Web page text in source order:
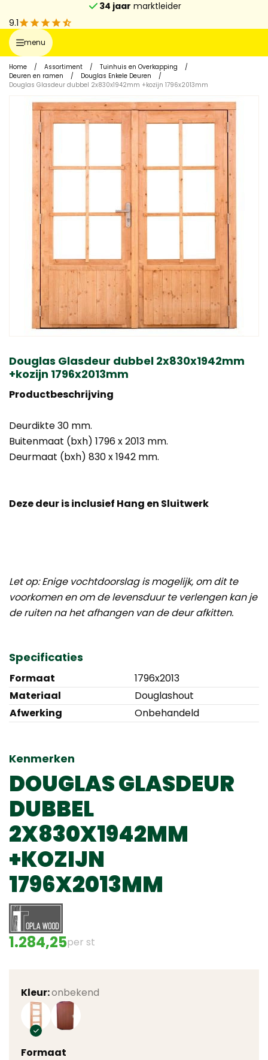
34 jaar marktleider
9.1
menu
Home / Assortiment / Tuinhuis en Overkapping
/
Deuren en ramen
/ Douglas Enkele Deuren
/
Douglas Glasdeur dubbel 2x830x1942mm +kozijn 1796x2013mm
Douglas Glasdeur dubbel 2x830x1942mm
+kozijn 1796x2013mm
Product­beschrijving
Deurdikte 30 mm.
Buitenmaat (bxh) 1796 x 2013 mm.
Deurmaat (bxh) 830 x 1942 mm.
Deze deur is inclusief Hang en Sluitwerk
Let op: Enige vochtdoorslag is mogelijk, om dit te
voorkomen en om de levensduur te verlengen kan je
de ruiten na het afhangen van de deur afkitten.
Specificaties
Formaat
1796x2013
Materiaal
Douglashout
Afwerking
Onbehandeld
Kenmerken
DOUGLAS GLASDEUR
DUBBEL
2X830X1942MM
+KOZIJN
1796X2013MM
1.284,25per st
Kleur:onbekend
Formaat